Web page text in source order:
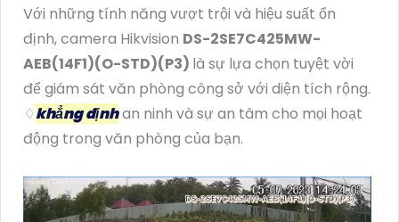
Với những tính năng vượt trội và hiệu suất ổn
định, camera Hikvision DS-2SE7C425MW-
AEB(14F1)(O-STD)(P3) là sự lựa chọn tuyệt vời
để giám sát văn phòng công sở với diện tích rộng.
♢khẳng địnhan ninh và sự an tâm cho mọi hoạt
động trong văn phòng của bạn.